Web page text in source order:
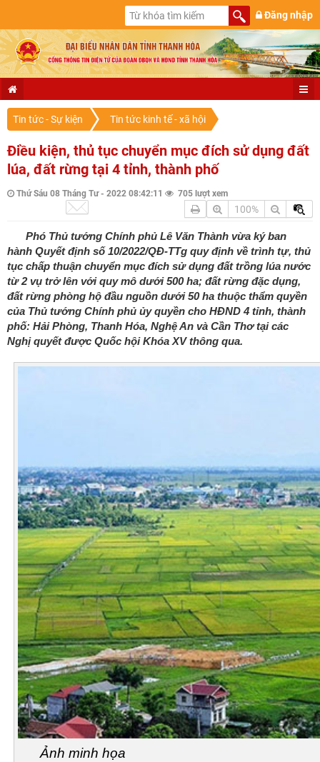
Đăng nhập
Tin tức - Sự kiện Tin tức kinh tế - xã hội
Điều kiện, thủ tục chuyển mục đích sử dụng đất
lúa, đất rừng tại 4 tỉnh, thành phố
Thứ Sáu 08 Tháng Tư - 2022 08:42:11 705 lượt xem
100%
Phó Thủ tướng Chính phủ Lê Văn Thành vừa ký ban
hành Quyết định số 10/2022/QĐ-TTg quy định về trình tự, thủ
tục chấp thuận chuyển mục đích sử dụng đất trồng lúa nước
từ 2 vụ trở lên với quy mô dưới 500 ha; đất rừng đặc dụng,
đất rừng phòng hộ đầu nguồn dưới 50 ha thuộc thẩm quyền
của Thủ tướng Chính phủ ủy quyền cho HĐND 4 tỉnh, thành
phố: Hải Phòng, Thanh Hóa, Nghệ An và Cần Thơ tại các
Nghị quyết được Quốc hội Khóa XV thông qua.
Ảnh minh họa